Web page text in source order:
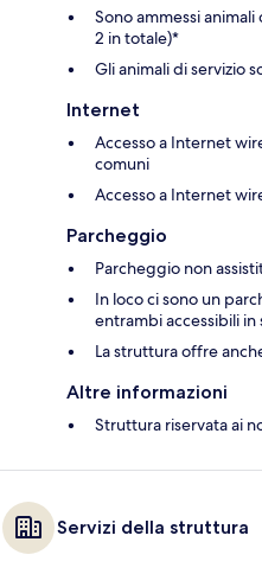
Sono ammessi
2 in totale)*
Gli animali di servizio
Internet
Accesso a Internet
comuni
Accesso a Internet
Parcheggio
Parcheggio non
In loco ci sono un
entrambi accessibili in
La struttura offre
Altre informazioni
Struttura riservata ai
Servizi della struttura